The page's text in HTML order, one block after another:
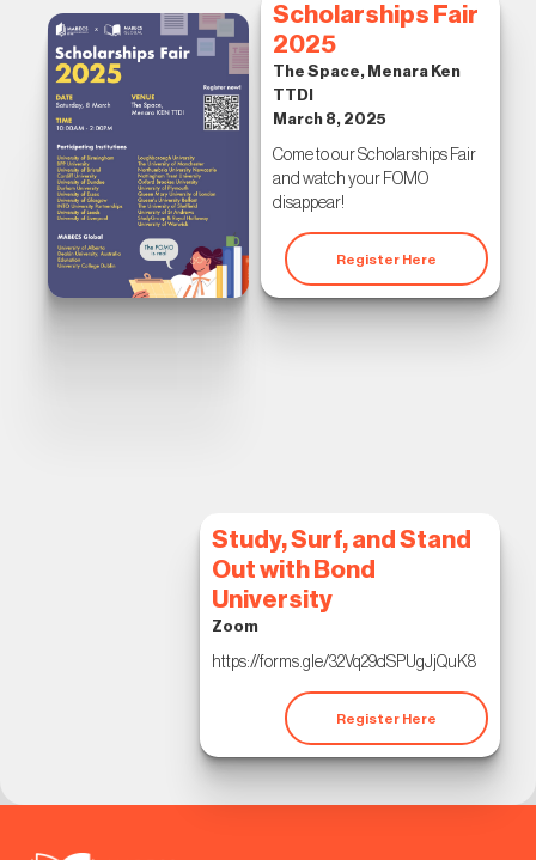
Scholarships Fair
2025
The Space, Menara Ken
TTDI
March 8, 2025
Come to our Scholarships Fair
and watch your FOMO
disappear!
Register Here
Study, Surf, and Stand
Out with Bond
University
Zoom
https://forms.gle/32Vq29dSPUgJjQuK8
Register Here